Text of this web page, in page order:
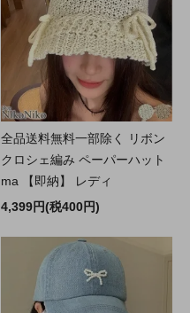
全品送料無料一部除く リボン
クロシェ編み ペーパーハット
ma 【即納】 レディ
4,399円(税400円)